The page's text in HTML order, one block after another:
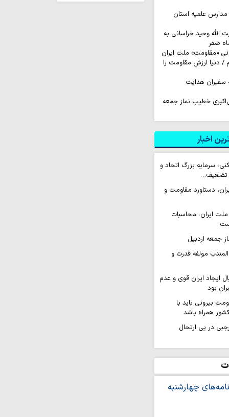
علمیه استان
الله وحید خراسانی به
صفر
«مقاومت» ملت ایران
دنیا ارزش مقاومت را
سفیران هدایت
خطیب نماز جمعه
اخبار
سرمایه بزرگ اتحاد و
تضعیف…
دستاورد مقاومت و
ایران، محاسبات
جمعه اردبیل
مولفه قدرت و
ایجاد ایران قوی و عدم
بود
بیرونی باید با
همراه باشد
در پی ارتحال
ایران است
اخیر با اخبار کذب به
سیاسی جمعه تبریز